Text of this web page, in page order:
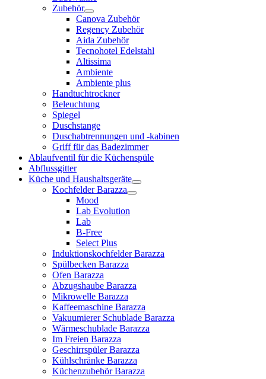
Zubehör
Canova Zubehör
Regency Zubehör
Aida Zubehör
Tecnohotel Edelstahl
Altissima
Ambiente
Ambiente plus
Handtuchtrockner
Beleuchtung
Spiegel
Duschstange
Duschabtrennungen und -kabinen
Griff für das Badezimmer
Ablaufventil für die Küchenspüle
Abflussgitter
Küche und Haushaltsgeräte
Kochfelder Barazza
Mood
Lab Evolution
Lab
B-Free
Select Plus
Induktionskochfelder Barazza
Spülbecken Barazza
Ofen Barazza
Abzugshaube Barazza
Mikrowelle Barazza
Kaffeemaschine Barazza
Vakuumierer Schublade Barazza
Wärmeschublade Barazza
Im Freien Barazza
Geschirrspüler Barazza
Kühlschränke Barazza
Küchenzubehör Barazza